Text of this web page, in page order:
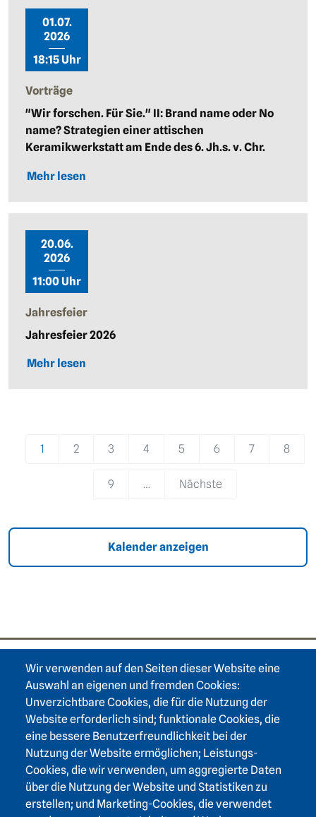
Wir verwenden auf den Seiten dieser Website eine
Auswahl an eigenen und fremden Cookies:
Unverzichtbare Cookies, die für die Nutzung der
Website erforderlich sind; funktionale Cookies, die
eine bessere Benutzerfreundlichkeit bei der
Nutzung der Website ermöglichen; Leistungs-
Cookies, die wir verwenden, um aggregierte Daten
über die Nutzung der Website und Statistiken zu
erstellen; und Marketing-Cookies, die verwendet
01.07.
2026
18:15 Uhr
Vorträge
"Wir forschen. Für Sie." II: Brand name oder No
name? Strategien einer attischen
Keramikwerkstatt am Ende des 6. Jh.s. v. Chr.
Mehr lesen
20.06.
2026
11:00 Uhr
Jahresfeier
Jahresfeier 2026
Mehr lesen
1 2 3 4 5 6 7 8
9 … Nächste
Kalender anzeigen
Footer area one
Footer area three
Heidelberger Akademie der Wissenschaften
Karlstraße 4
69117 Heidelberg